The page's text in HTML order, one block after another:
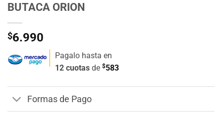
BUTACA ORION
$6.990
Pagalo hasta en
12 cuotas de $583
Formas de Pago